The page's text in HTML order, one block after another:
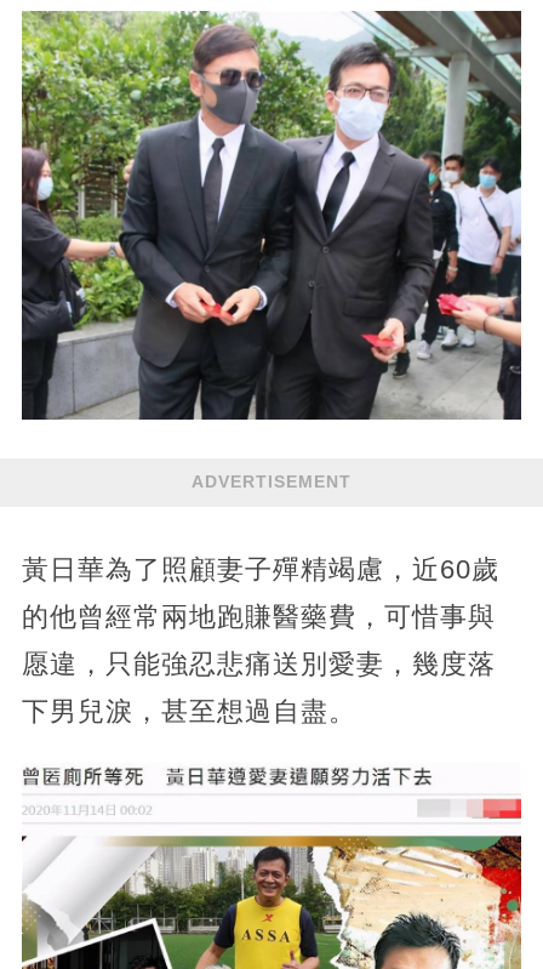
ADVERTISEMENT
黃日華為了照顧妻子殫精竭慮，近60歲
的他曾經常兩地跑賺醫藥費，可惜事與
愿違，只能強忍悲痛送別愛妻，幾度落
下男兒淚，甚至想過自盡。